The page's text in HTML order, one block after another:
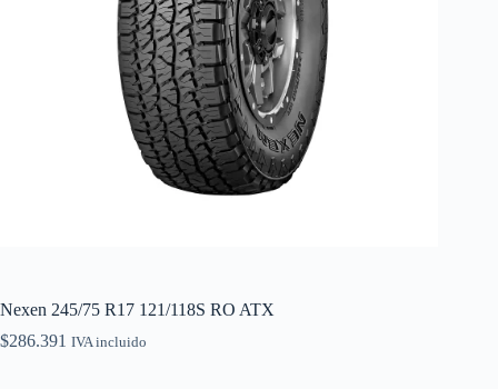
Nexen 245/75 R17 121/118S RO ATX
$286.391 IVA incluido